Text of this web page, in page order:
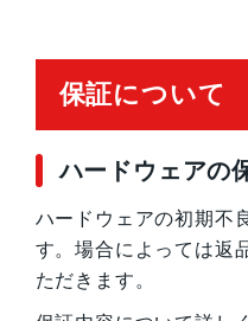
保証について
ハードウェアの
ハードウェアの初期不
す。場合によっては返
ただきます。